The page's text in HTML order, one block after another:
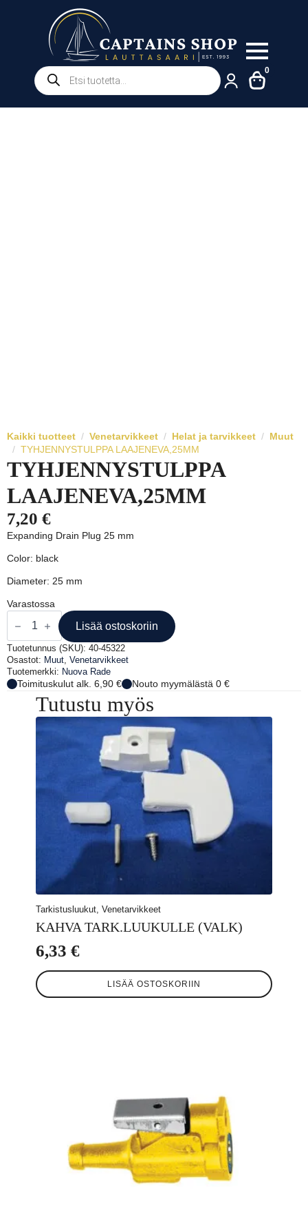
Products
search
0
Kaikki tuotteet Venetarvikkeet Helat ja tarvikkeet
Muut
TYHJENNYSTULPPA LAAJENEVA,25MM
TYHJENNYSTULPPA
LAAJENEVA,25MM
7,20 €
Expanding Drain Plug 25 mm
Color: black
Diameter: 25 mm
Varastossa
TYHJENNYSTULPPA
LAAJENEVA,25MM
määrä
Lisää ostoskoriin
Tuotetunnus (SKU): 40-45322
Osastot: Muut Venetarvikkeet
Tuotemerkki: Nuova Rade
Toimituskulut alk. 6,90 € Nouto myymälästä 0 €
Tutustu myös
Tarkistusluukut, Venetarvikkeet
KAHVA TARK.LUUKULLE (VALK)
6,33 €
LISÄÄ OSTOSKORIIN